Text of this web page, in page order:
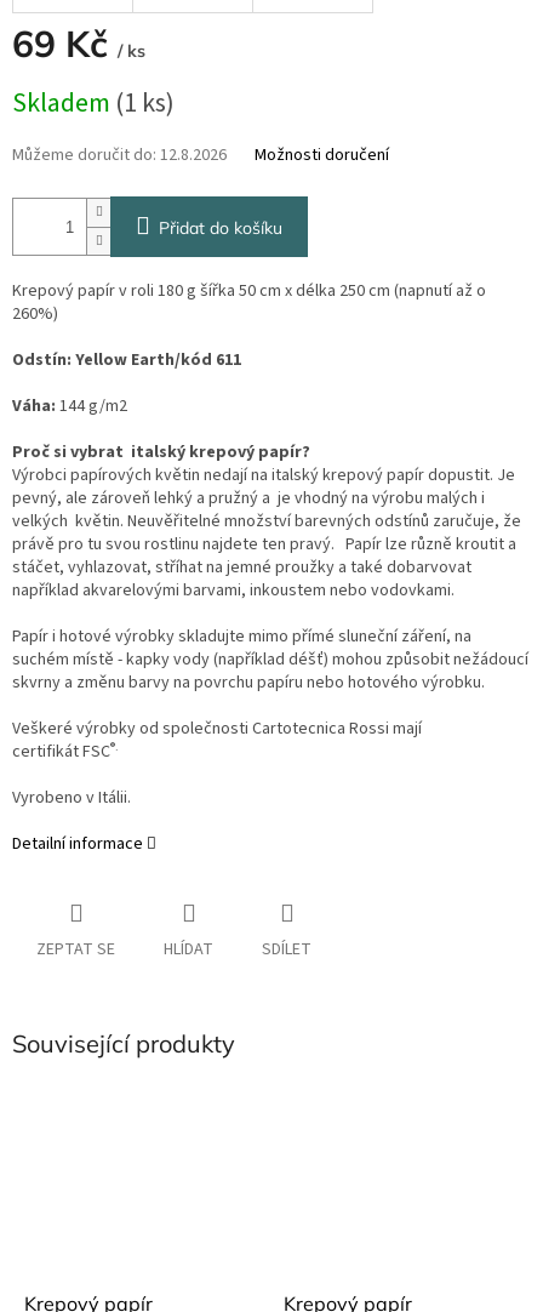
69 Kč / ks
cena:
Skladem (1 ks)
Můžeme doručit do: 12.8.2026 Možnosti doručení
Přidat do košíku
Krepový papír v roli 180 g šířka 50 cm x délka 250 cm (napnutí až o
260%)
Odstín: Yellow Earth/kód 611
Váha: 144 g/m2
Proč si vybrat italský krepový papír?
Výrobci papírových květin nedají na italský krepový papír dopustit. Je
pevný, ale zároveň lehký a pružný a je vhodný na výrobu malých i
velkých květin. Neuvěřitelné množství barevných odstínů zaručuje, že
právě pro tu svou rostlinu najdete ten pravý. Papír lze různě kroutit a
stáčet, vyhlazovat, stříhat na jemné proužky a také dobarvovat
například akvarelovými barvami, inkoustem nebo vodovkami.
Papír i hotové výrobky skladujte mimo přímé sluneční záření, na
suchém místě - kapky vody (například déšť) mohou způsobit nežádoucí
skvrny a změnu barvy na povrchu papíru nebo hotového výrobku.
Veškeré výrobky od společnosti Cartotecnica Rossi mají
certifikátFSC®.
Vyrobeno v Itálii.
Detailní informace
ZEPTAT SE HLÍDAT SDÍLET
Související produkty
Krepový papír Krepový papír